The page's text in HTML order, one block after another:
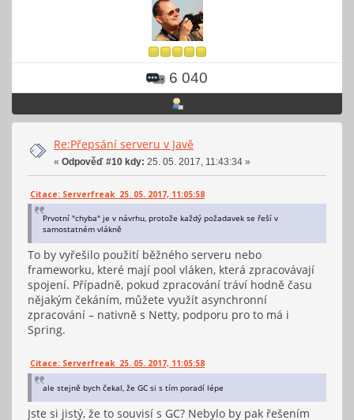
6 040
Re:Přepsání serveru v Javě
« Odpověď #10 kdy: 25. 05. 2017, 11:43:34 »
Citace: Serverfreak 25. 05. 2017, 11:05:58
Prvotní "chyba" je v návrhu, protože každý požadavek se řeší v
samostatném vlákně
To by vyřešilo použití běžného serveru nebo
frameworku, které mají pool vláken, která zpracovávají
spojení. Případně, pokud zpracování tráví hodně času
nějakým čekáním, můžete využít asynchronní
zpracování – nativně s Netty, podporu pro to má i
Spring.
Citace: Serverfreak 25. 05. 2017, 11:05:58
ale stejně bych čekal, že GC si s tím poradí lépe
Jste si jistý, že to souvisí s GC? Nebylo by pak řešením